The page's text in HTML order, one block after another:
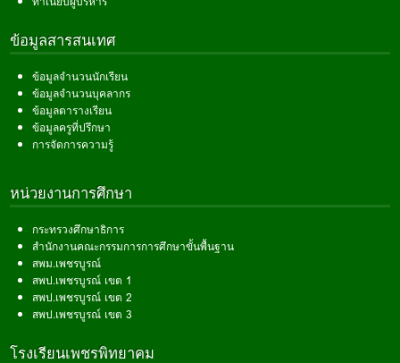
ข้อมูลสารสนเทศ
ข้อมูลจำนวนนักเรียน
ข้อมูลจำนวนบุคลากร
ข้อมูลตารางเรียน
ข้อมูลครูที่ปรึกษา
การจัดการความรู้
หน่วยงานการศึกษา
กระทรวงศึกษาธิการ
สำนักงานคณะกรรมการการศึกษาขั้นพื้นฐาน
สพม.เพชรบูรณ์
สพป.เพชรบูรณ์ เขต 1
สพป.เพชรบูรณ์ เขต 2
สพป.เพชรบูรณ์ เขต 3
โรงเรียนเพชรพิทยาคม